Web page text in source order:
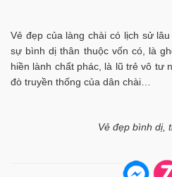
Vẻ đẹp của làng chài có lịch sử
sự bình dị thân thuộc vốn có, là
hiền lành chất phác, là lũ trẻ vô tư
đò truyền thống của dân chài…
Vẻ đẹp bình dị,